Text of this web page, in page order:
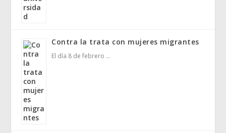
Contra la trata con mujeres migrantes
El día 8 de febrero …